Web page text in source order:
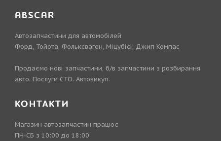
ABSCAR
Автозапчастини для автомобілей
Форд, Тойота, Фольксваген, Міцубісі, Джип Компас
Продаємо нові запчастини, б/в запчастини з розбирання
авто. Послуги СТО. Автовикуп.
КОНТАКТИ
Магазин автозапчастин працює
ПН-СБ з 10:00 до 18:00